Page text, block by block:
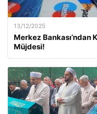
13/12/2025
Merkez Bankası’ndan
Müjdesi!